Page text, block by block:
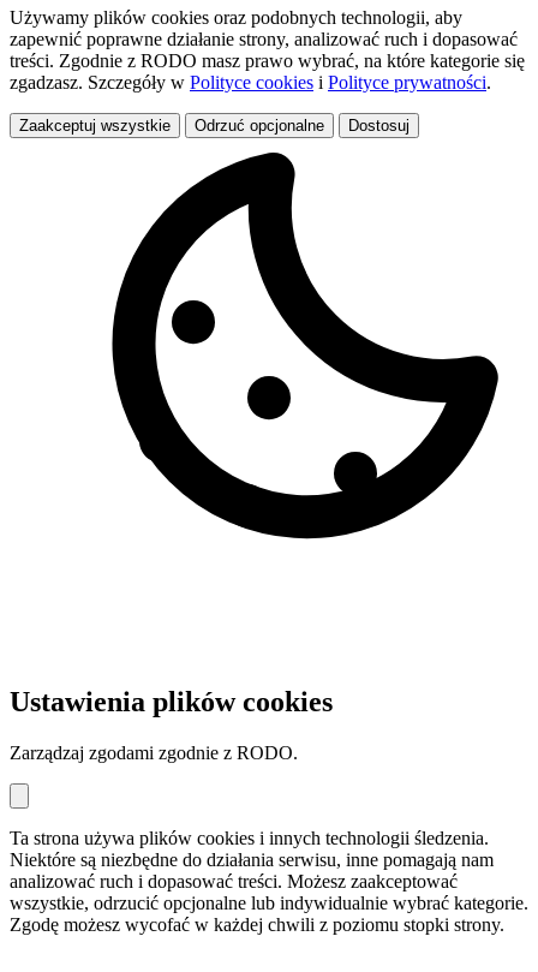
Używamy plików cookies oraz podobnych technologii, aby
zapewnić poprawne działanie strony, analizować ruch i dopasować
treści. Zgodnie z RODO masz prawo wybrać, na które kategorie się
zgadzasz. Szczegóły w Polityce cookies i Polityce prywatności.
Zaakceptuj wszystkie Odrzuć opcjonalne Dostosuj
Ustawienia plików cookies
Zarządzaj zgodami zgodnie z RODO.
Ta strona używa plików cookies i innych technologii śledzenia.
Niektóre są niezbędne do działania serwisu, inne pomagają nam
analizować ruch i dopasować treści. Możesz zaakceptować
wszystkie, odrzucić opcjonalne lub indywidualnie wybrać kategorie.
Zgodę możesz wycofać w każdej chwili z poziomu stopki strony.